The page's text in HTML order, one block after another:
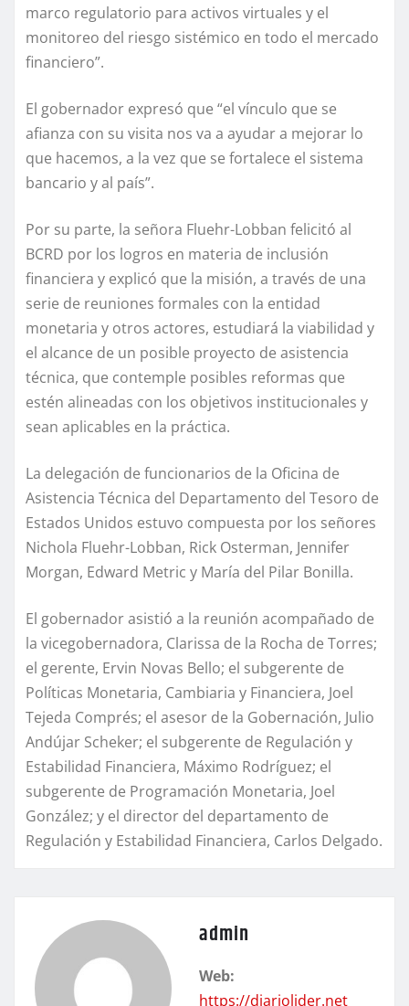
marco regulatorio para activos virtuales y el
monitoreo del riesgo sistémico en todo el mercado
financiero”.
El gobernador expresó que “el vínculo que se
afianza con su visita nos va a ayudar a mejorar lo
que hacemos, a la vez que se fortalece el sistema
bancario y al país”.
Por su parte, la señora Fluehr-Lobban felicitó al
BCRD por los logros en materia de inclusión
financiera y explicó que la misión, a través de una
serie de reuniones formales con la entidad
monetaria y otros actores, estudiará la viabilidad y
el alcance de un posible proyecto de asistencia
técnica, que contemple posibles reformas que
estén alineadas con los objetivos institucionales y
sean aplicables en la práctica.
La delegación de funcionarios de la Oficina de
Asistencia Técnica del Departamento del Tesoro de
Estados Unidos estuvo compuesta por los señores
Nichola Fluehr-Lobban, Rick Osterman, Jennifer
Morgan, Edward Metric y María del Pilar Bonilla.
El gobernador asistió a la reunión acompañado de
la vicegobernadora, Clarissa de la Rocha de Torres;
el gerente, Ervin Novas Bello; el subgerente de
Políticas Monetaria, Cambiaria y Financiera, Joel
Tejeda Comprés; el asesor de la Gobernación, Julio
Andújar Scheker; el subgerente de Regulación y
Estabilidad Financiera, Máximo Rodríguez; el
subgerente de Programación Monetaria, Joel
González; y el director del departamento de
Regulación y Estabilidad Financiera, Carlos Delgado.
admin
Web:
https://diariolider.net